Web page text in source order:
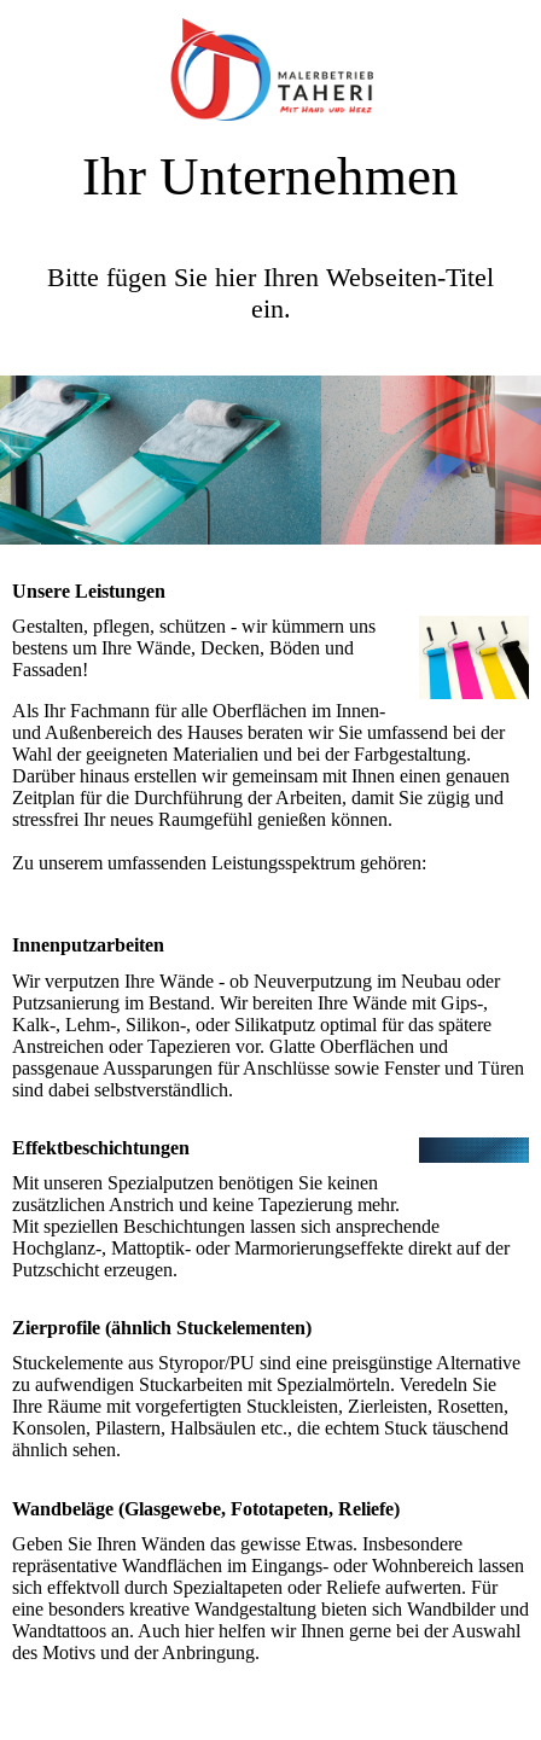
Ihr Unternehmen
Bitte fügen Sie hier Ihren Webseiten-Titel
ein.
Unsere Leistungen
Gestalten, pflegen, schützen - wir kümmern uns
bestens um Ihre Wände, Decken, Böden und
Fassaden!
Als Ihr Fachmann für alle Oberflächen im Innen-
und Außenbereich des Hauses beraten wir Sie umfassend bei der
Wahl der geeigneten Materialien und bei der Farbgestaltung.
Darüber hinaus erstellen wir gemeinsam mit Ihnen einen genauen
Zeitplan für die Durchführung der Arbeiten, damit Sie zügig und
stressfrei Ihr neues Raumgefühl genießen können.
Zu unserem umfassenden Leistungsspektrum gehören:
Innenputzarbeiten
Wir verputzen Ihre Wände - ob Neuverputzung im Neubau oder
Putzsanierung im Bestand. Wir bereiten Ihre Wände mit Gips-,
Kalk-, Lehm-, Silikon-, oder Silikatputz optimal für das spätere
Anstreichen oder Tapezieren vor. Glatte Oberflächen und
passgenaue Aussparungen für Anschlüsse sowie Fenster und Türen
sind dabei selbstverständlich.
Effektbeschichtungen
Mit unseren Spezialputzen benötigen Sie keinen
zusätzlichen Anstrich und keine Tapezierung mehr.
Mit speziellen Beschichtungen lassen sich ansprechende
Hochglanz-, Mattoptik- oder Marmorierungseffekte direkt auf der
Putzschicht erzeugen.
Zierprofile (ähnlich Stuckelementen)
Stuckelemente aus Styropor/PU sind eine preisgünstige Alternative
zu aufwendigen Stuckarbeiten mit Spezialmörteln. Veredeln Sie
Ihre Räume mit vorgefertigten Stuckleisten, Zierleisten, Rosetten,
Konsolen, Pilastern, Halbsäulen etc., die echtem Stuck täuschend
ähnlich sehen.
Wandbeläge (Glasgewebe, Fototapeten, Reliefe)
Geben Sie Ihren Wänden das gewisse Etwas. Insbesondere
repräsentative Wandflächen im Eingangs- oder Wohnbereich lassen
sich effektvoll durch Spezialtapeten oder Reliefe aufwerten. Für
eine besonders kreative Wandgestaltung bieten sich Wandbilder und
Wandtattoos an. Auch hier helfen wir Ihnen gerne bei der Auswahl
des Motivs und der Anbringung.